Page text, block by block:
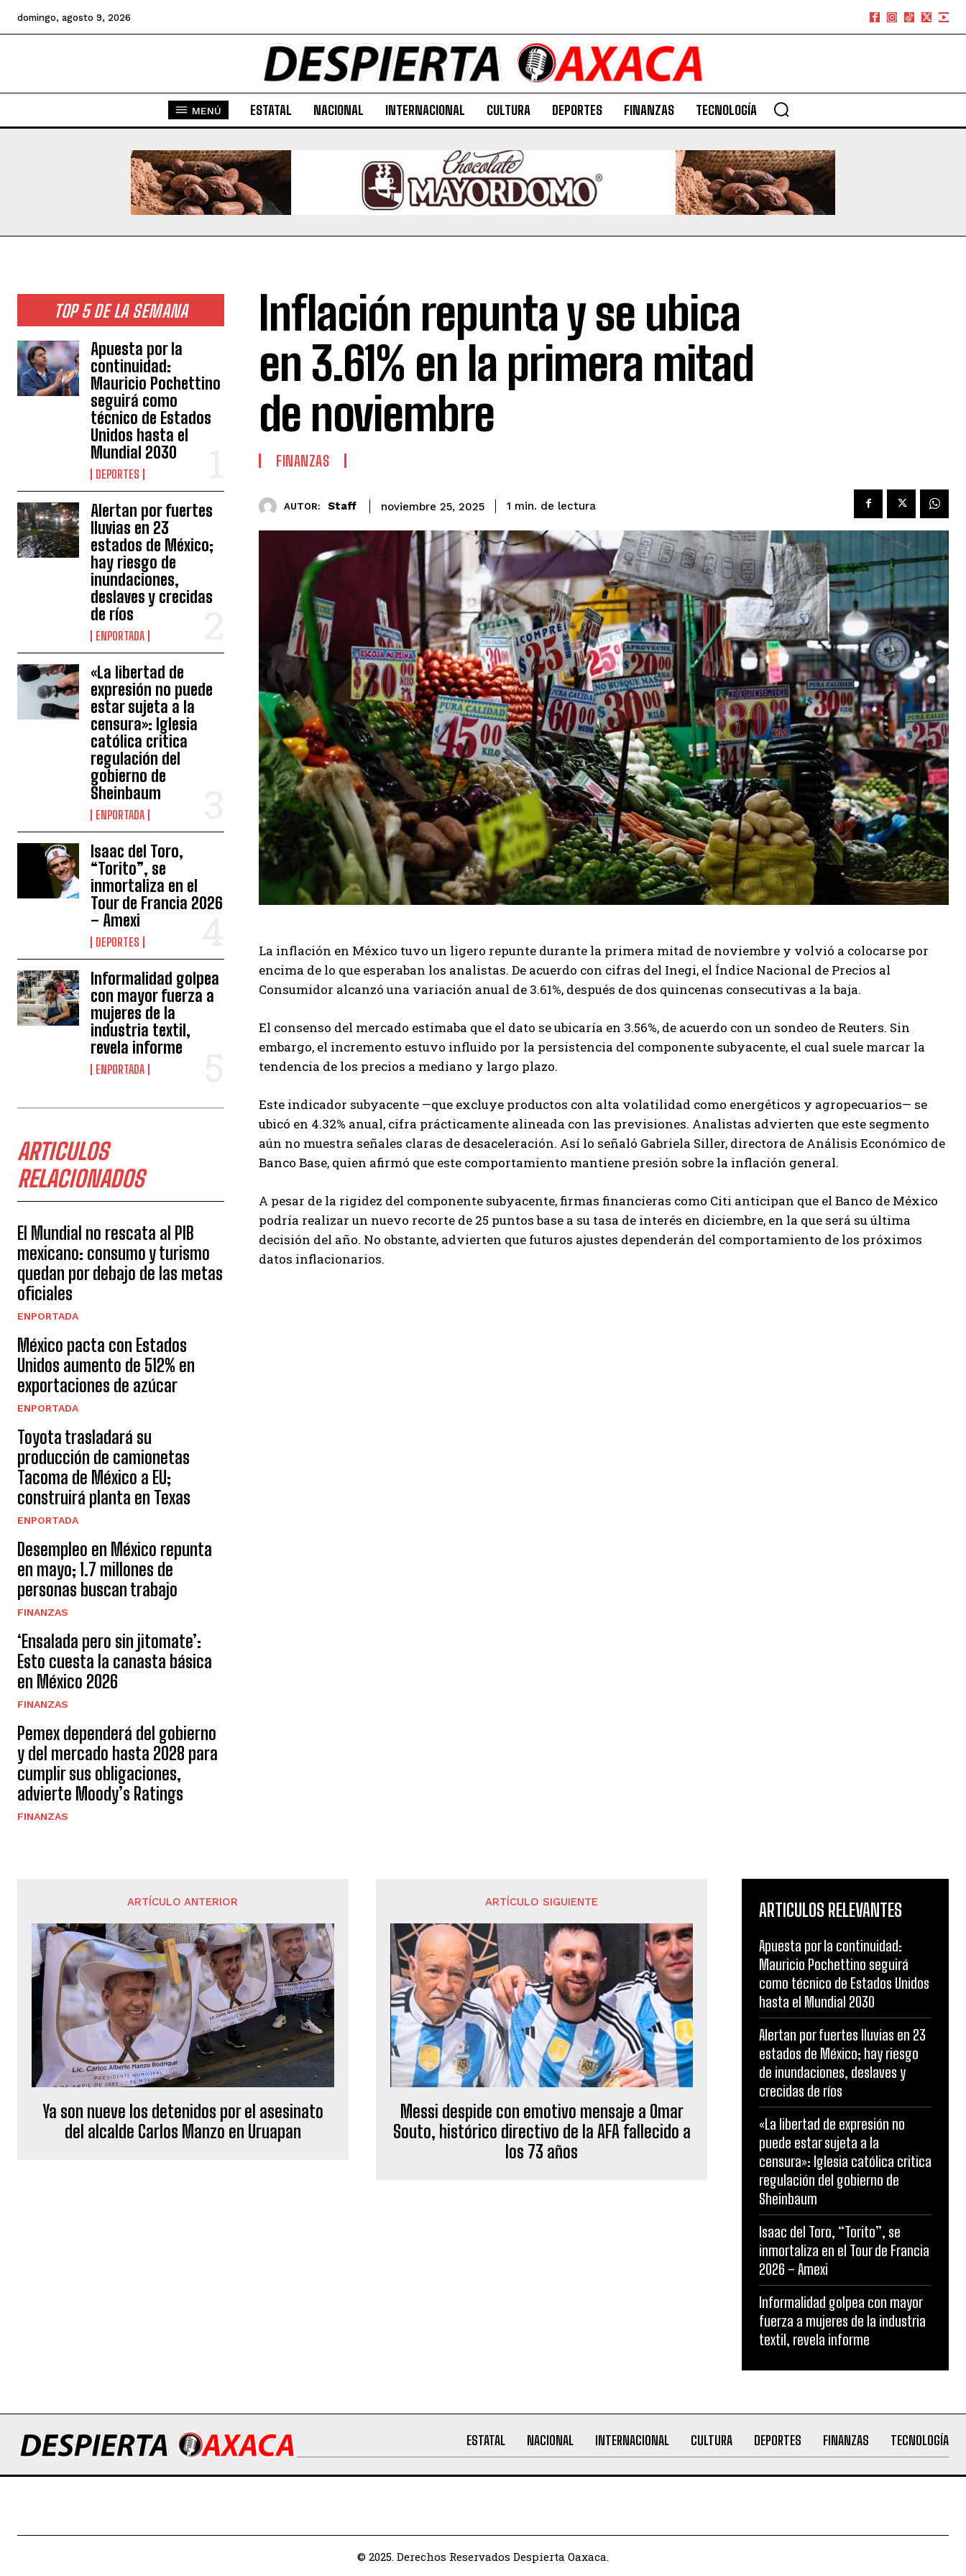
domingo, agosto 9, 2026
MENÚ ESTATAL NACIONAL INTERNACIONAL CULTURA DEPORTES FINANZAS TECNOLOGÍA
TOP 5 DE LA SEMANA
Apuesta por la
continuidad:
Mauricio Pochettino
seguirá como
técnico de Estados
Unidos hasta el
Mundial 2030
DEPORTES
Alertan por fuertes
lluvias en 23
estados de México;
hay riesgo de
inundaciones,
deslaves y crecidas
de ríos
ENPORTADA
«La libertad de
expresión no puede
estar sujeta a la
censura»: Iglesia
católica critica
regulación del
gobierno de
Sheinbaum
ENPORTADA
Isaac del Toro,
“Torito”, se
inmortaliza en el
Tour de Francia 2026
– Amexi
DEPORTES
Informalidad golpea
con mayor fuerza a
mujeres de la
industria textil,
revela informe
ENPORTADA
ARTICULOS
RELACIONADOS
El Mundial no rescata al PIB
mexicano: consumo y turismo
quedan por debajo de las metas
oficiales
ENPORTADA
México pacta con Estados
Unidos aumento de 512% en
exportaciones de azúcar
ENPORTADA
Toyota trasladará su
producción de camionetas
Tacoma de México a EU;
construirá planta en Texas
ENPORTADA
Desempleo en México repunta
en mayo; 1.7 millones de
personas buscan trabajo
FINANZAS
‘Ensalada pero sin jitomate’:
Esto cuesta la canasta básica
en México 2026
FINANZAS
Pemex dependerá del gobierno
y del mercado hasta 2028 para
cumplir sus obligaciones,
advierte Moody’s Ratings
FINANZAS
Inflación repunta y se ubica
en 3.61% en la primera mitad
de noviembre
FINANZAS
AUTOR: Staff noviembre 25, 2025 1 min. de lectura
La inflación en México tuvo un ligero repunte durante la primera mitad de noviembre y volvió a colocarse por
encima de lo que esperaban los analistas. De acuerdo con cifras del Inegi, el Índice Nacional de Precios al
Consumidor alcanzó una variación anual de 3.61%, después de dos quincenas consecutivas a la baja.
El consenso del mercado estimaba que el dato se ubicaría en 3.56%, de acuerdo con un sondeo de Reuters. Sin
embargo, el incremento estuvo influido por la persistencia del componente subyacente, el cual suele marcar la
tendencia de los precios a mediano y largo plazo.
Este indicador subyacente —que excluye productos con alta volatilidad como energéticos y agropecuarios— se
ubicó en 4.32% anual, cifra prácticamente alineada con las previsiones. Analistas advierten que este segmento
aún no muestra señales claras de desaceleración. Así lo señaló Gabriela Siller, directora de Análisis Económico de
Banco Base, quien afirmó que este comportamiento mantiene presión sobre la inflación general.
A pesar de la rigidez del componente subyacente, firmas financieras como Citi anticipan que el Banco de México
podría realizar un nuevo recorte de 25 puntos base a su tasa de interés en diciembre, en la que será su última
decisión del año. No obstante, advierten que futuros ajustes dependerán del comportamiento de los próximos
datos inflacionarios.
ARTÍCULO ANTERIOR
Ya son nueve los detenidos por el asesinato
del alcalde Carlos Manzo en Uruapan
ARTÍCULO SIGUIENTE
Messi despide con emotivo mensaje a Omar
Souto, histórico directivo de la AFA fallecido a
los 73 años
ARTICULOS RELEVANTES
Apuesta por la continuidad:
Mauricio Pochettino seguirá
como técnico de Estados Unidos
hasta el Mundial 2030
Alertan por fuertes lluvias en 23
estados de México; hay riesgo
de inundaciones, deslaves y
crecidas de ríos
«La libertad de expresión no
puede estar sujeta a la
censura»: Iglesia católica critica
regulación del gobierno de
Sheinbaum
Isaac del Toro, “Torito”, se
inmortaliza en el Tour de Francia
2026 – Amexi
Informalidad golpea con mayor
fuerza a mujeres de la industria
textil, revela informe
ESTATAL NACIONAL INTERNACIONAL CULTURA DEPORTES FINANZAS TECNOLOGÍA
© 2025. Derechos Reservados Despierta Oaxaca.